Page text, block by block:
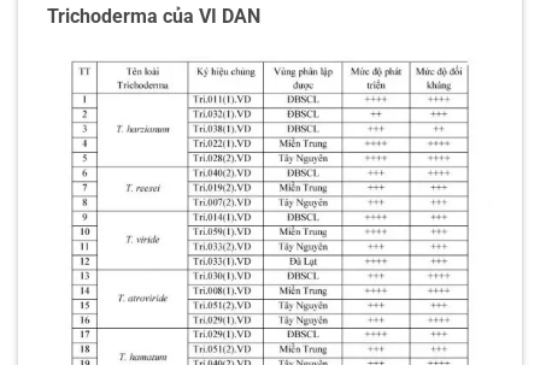
Trichoderma của VI DAN